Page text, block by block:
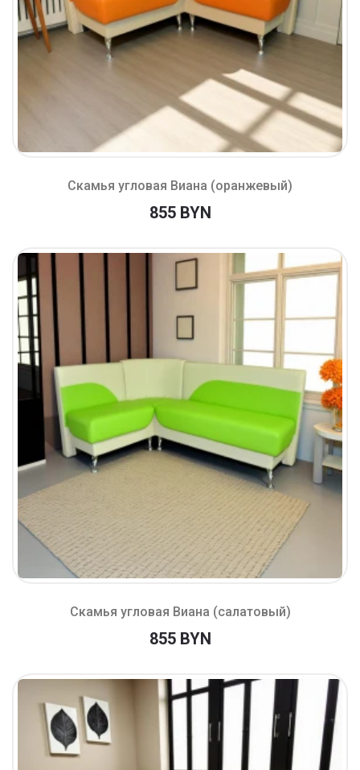
Скамья угловая Виана (оранжевый)
855 BYN
Скамья угловая Виана (салатовый)
855 BYN